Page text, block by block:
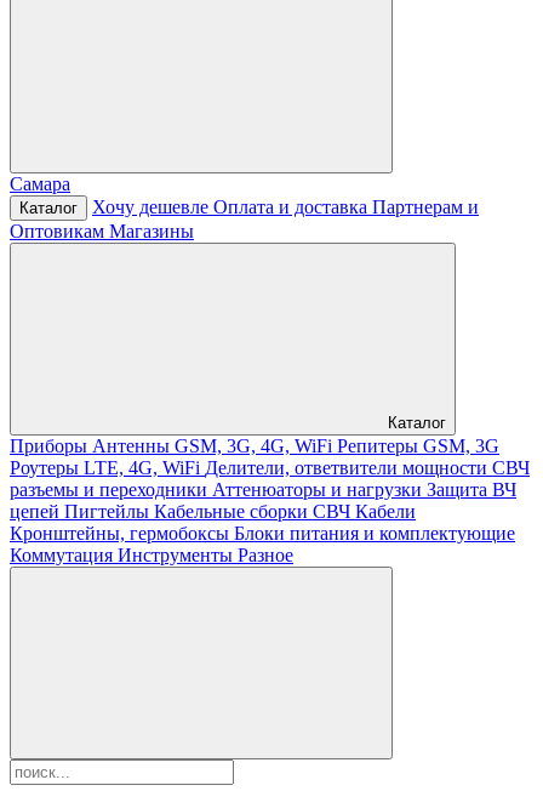
Самара
Каталог Хочу дешевле Оплата и доставка Партнерам и
Оптовикам Магазины
Каталог
Приборы Антенны GSM, 3G, 4G, WiFi Репитеры GSM, 3G
Роутеры LTE, 4G, WiFi Делители, ответвители мощности СВЧ
разъемы и переходники Аттенюаторы и нагрузки Защита ВЧ
цепей Пигтейлы Кабельные сборки СВЧ Кабели
Кронштейны, гермобоксы Блоки питания и комплектующие
Коммутация Инструменты Разное